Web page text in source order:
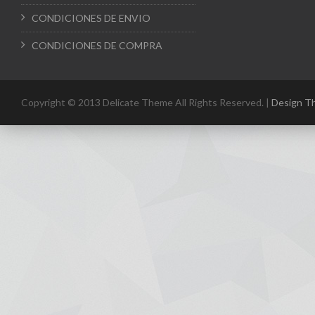
CONDICIONES DE ENVIO
CONDICIONES DE COMPRA
Copyright © 2013 Delicate Theme All Rights Reserved. | Design